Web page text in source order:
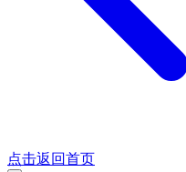
点击返回首页